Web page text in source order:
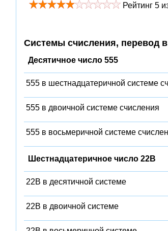
Рейтинг 5
Системы счисления, перевод
Десятичное число 555
555 в шестнадцатеричной системе
555 в двоичной системе счисления
555 в восьмеричной системе
Шестнадцатеричное число 22B
22B в десятичной системе
22B в двоичной системе